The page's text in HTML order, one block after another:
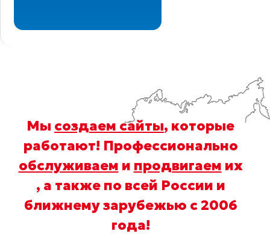
Мы создаем сайты, которые
работают! Профессионально
обслуживаем и продвигаем их
, а также по всей России и
ближнему зарубежью с 2006
года!